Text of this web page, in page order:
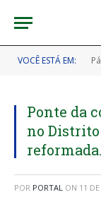
VOCÊ ESTÁ EM:
Ponte da
no
reformada.
POR PORTAL ON 11